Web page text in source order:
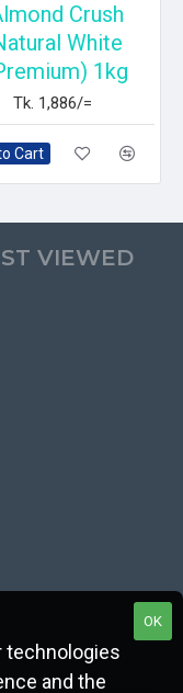
Crush
White
1kg
Tk. 1,886/=
Cart
VIEWED
OK
technologies
and the